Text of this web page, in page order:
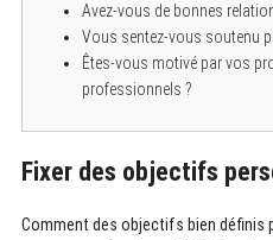
Avez-vous de bonnes
Vous sentez-vous soutenu
Êtes-vous motivé par vos
professionnels ?
Fixer des objectifs
Comment des objectifs bien définis